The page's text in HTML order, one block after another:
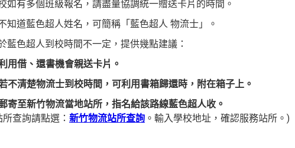
多個班級報名，請盡量協調統一贈送卡片的時間。
藍色超人姓名，可簡稱「藍色超人 物流士」。
超人到校時間不一定，提供幾點建議：
用借、還書機會親送卡片。
楚物流士到校時間，可利用書箱歸還時，附在箱子上。
新竹物流當地站所，指名給該路線藍色超人收。
詢請點選： 新竹物流站所查詢 。輸入學校地址，確認服務站所。)